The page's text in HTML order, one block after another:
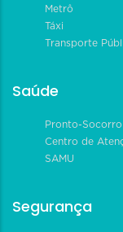
Metrô
Táxi
Transporte
Saúde
Pronto-Socorro
Centro de
SAMU
Segurança